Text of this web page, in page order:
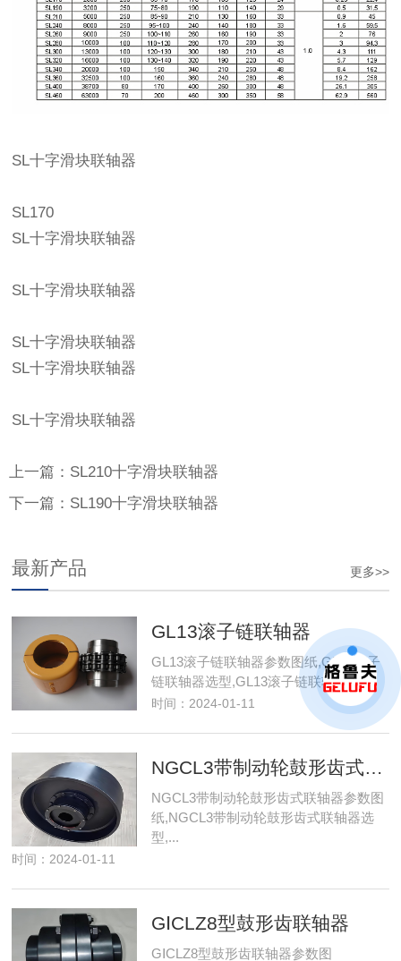
SL十字滑块联轴器
SL170
SL十字滑块联轴器
SL十字滑块联轴器
SL十字滑块联轴器
SL十字滑块联轴器
SL十字滑块联轴器
上一篇：SL210十字滑块联轴器
下一篇：SL190十字滑块联轴器
更多>>
最新产品
GL13滚子链联轴器
GL13滚子链联轴器参数图纸,GL13滚子
链联轴器选型,GL13滚子链联轴器3D...
时间：2024-01-11
NGCL3带制动轮鼓形齿式联轴器
NGCL3带制动轮鼓形齿式联轴器参数图
纸,NGCL3带制动轮鼓形齿式联轴器选
型,...
时间：2024-01-11
GⅠCLZ8型鼓形齿联轴器
GⅠCLZ8型鼓形齿联轴器参数图